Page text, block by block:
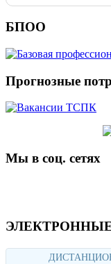
БПОО
Прогнозные
Мы в соц. сетях